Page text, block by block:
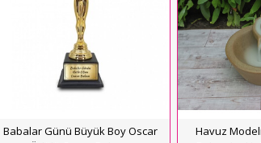
Babalar Günü Büyük Boy Oscar
Havuz